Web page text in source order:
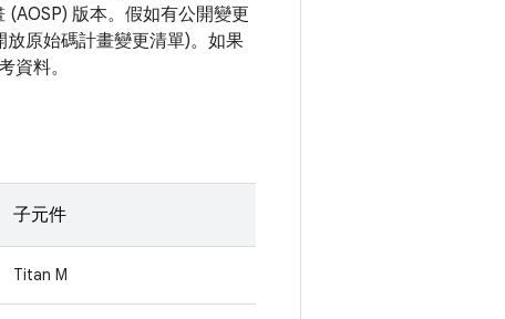
版本。假如有公開變更
原始碼計畫變更清單)。如果
資料。
子元件
Titan M